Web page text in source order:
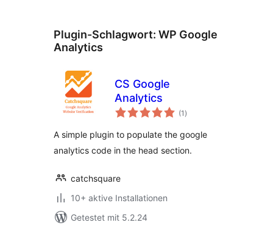
Plugin-Schlagwort: WP Google
Analytics
CS Google
Analytics
(1 Bewertungen
insgesamt
)
A simple plugin to populate the google
analytics code in the head section.
catchsquare
10+ aktive Installationen
Getestet mit 5.2.24